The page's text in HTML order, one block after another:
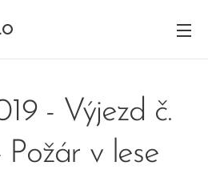
- Výjezd č.
Požár v lese